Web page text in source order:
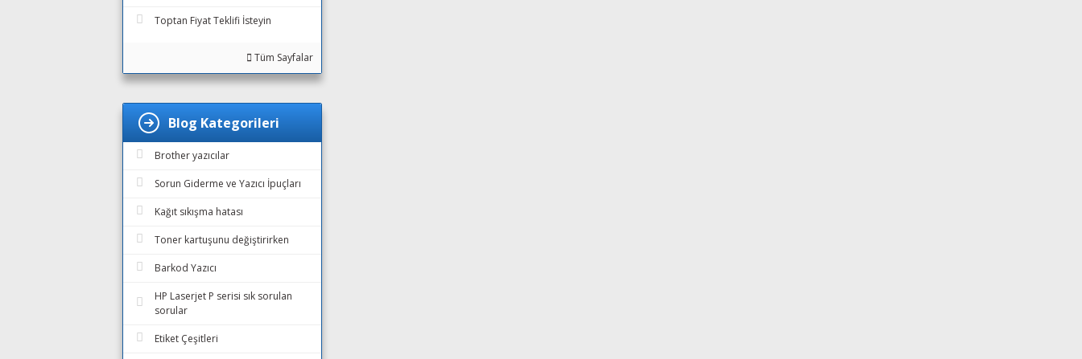
Toptan Fiyat Teklifi İsteyin
Tüm Sayfalar
Blog Kategorileri
Brother yazıcılar
Sorun Giderme ve Yazıcı İpuçları
Kağıt sıkışma hatası
Toner kartuşunu değiştirirken
Barkod Yazıcı
HP Laserjet P serisi sık sorulan
sorular
Etiket Çeşitleri